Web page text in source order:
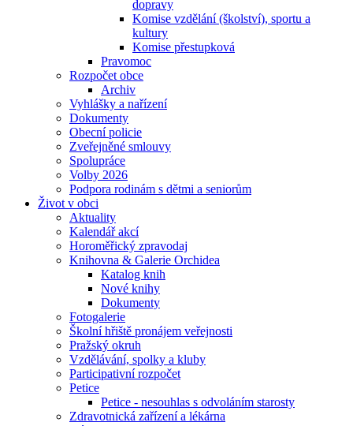
dopravy
Komise vzdělání (školství), sportu a
kultury
Komise přestupková
Pravomoc
Rozpočet obce
Archiv
Vyhlášky a nařízení
Dokumenty
Obecní policie
Zveřejněné smlouvy
Spolupráce
Volby 2026
Podpora rodinám s dětmi a seniorům
Život v obci
Aktuality
Kalendář akcí
Horoměřický zpravodaj
Knihovna & Galerie Orchidea
Katalog knih
Nové knihy
Dokumenty
Fotogalerie
Školní hřiště pronájem veřejnosti
Pražský okruh
Vzdělávání, spolky a kluby
Participativní rozpočet
Petice
Petice - nesouhlas s odvoláním starosty
Zdravotnická zařízení a lékárna